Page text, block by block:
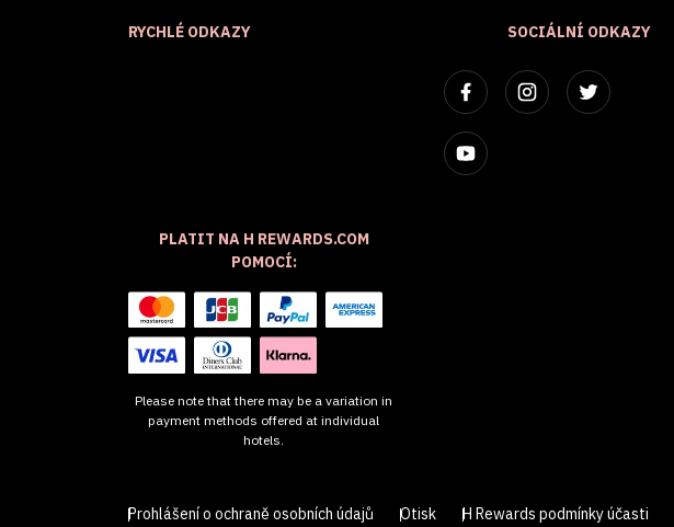
RYCHLÉ ODKAZY SOCIÁLNÍ ODKAZY
PLATIT NA H REWARDS.COM
POMOCÍ:
Please note that there may be a variation in
payment methods offered at individual
hotels.
Prohlášení o ochraně osobních údajů Otisk H Rewards podmínky účasti